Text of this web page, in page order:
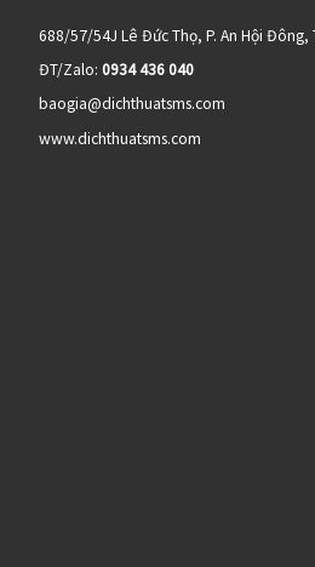
688/57/54J Lê Đức Thọ, P. An Hội Đông,
ĐT/Zalo: 0934 436 040
baogia@dichthuatsms.com
www.dichthuatsms.com